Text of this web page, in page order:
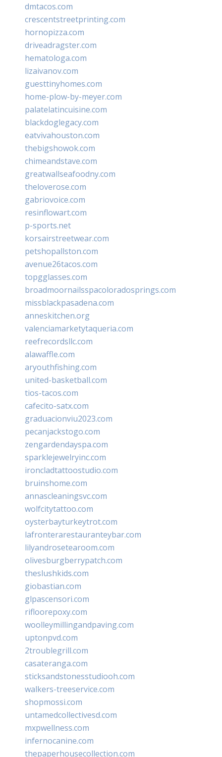
dmtacos.com
crescentstreetprinting.com
hornopizza.com
driveadragster.com
hematologa.com
lizaivanov.com
guesttinyhomes.com
home-plow-by-meyer.com
palatelatincuisine.com
blackdoglegacy.com
eatvivahouston.com
thebigshowok.com
chimeandstave.com
greatwallseafoodny.com
theloverose.com
gabriovoice.com
resinflowart.com
p-sports.net
korsairstreetwear.com
petshopallston.com
avenue26tacos.com
topgglasses.com
broadmoornailsspacoloradosprings.com
missblackpasadena.com
anneskitchen.org
valenciamarketytaqueria.com
reefrecordsllc.com
alawaffle.com
aryouthfishing.com
united-basketball.com
tios-tacos.com
cafecito-satx.com
graduacionviu2023.com
pecanjackstogo.com
zengardendayspa.com
sparklejewelryinc.com
ironcladtattoostudio.com
bruinshome.com
annascleaningsvc.com
wolfcitytattoo.com
oysterbayturkeytrot.com
lafronterarestauranteybar.com
lilyandrosetearoom.com
olivesburgberrypatch.com
theslushkids.com
giobastian.com
glpascensori.com
rifloorepoxy.com
woolleymillingandpaving.com
uptonpvd.com
2troublegrill.com
casateranga.com
sticksandstonesstudiooh.com
walkers-treeservice.com
shopmossi.com
untamedcollectivesd.com
mxpwellness.com
infernocanine.com
thepaperhousecollection.com